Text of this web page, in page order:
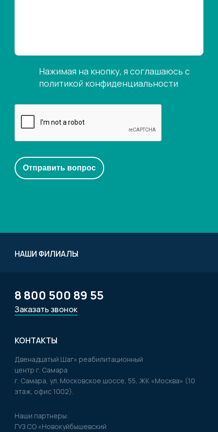
Нажимая на кнопку, я соглашаюсь с
политикой конфиденциальности
НАШИ ФИЛИАЛЫ
КОНТАКТЫ
Двенадцатый Шаг» реабилитационный
центр г. Самара
г. Самара, ул. Московское шоссе, 55, ЖК «Москва» (10
этаж, офис 1002).
Наши партнеры:
ГУЗ CO «Новокуйбышевский
8 800 500 89 55
Заказать звонок